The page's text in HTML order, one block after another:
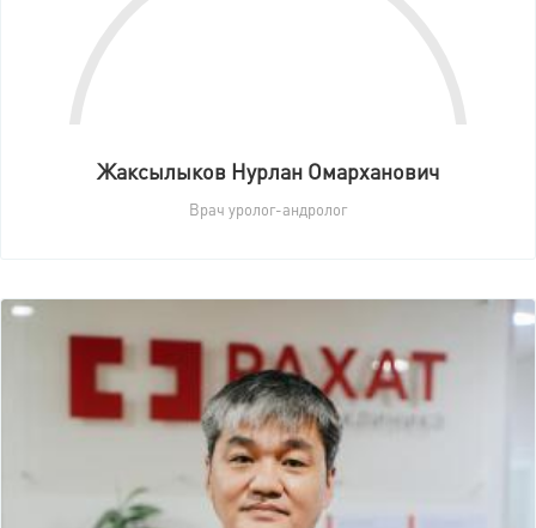
Жаксылыков Нурлан Омарханович
Врач уролог-андролог